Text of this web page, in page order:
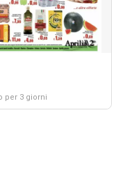
per 3 giorni